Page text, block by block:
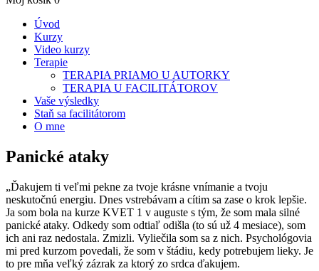
Úvod
Kurzy
Video kurzy
Terapie
TERAPIA PRIAMO U AUTORKY
TERAPIA U FACILITÁTOROV
Vaše výsledky
Staň sa facilitátorom
O mne
Panické ataky
„Ďakujem ti veľmi pekne za tvoje krásne vnímanie a tvoju
neskutočnú energiu. Dnes vstrebávam a cítim sa zase o krok lepšie.
Ja som bola na kurze KVET 1 v auguste s tým, že som mala silné
panické ataky. Odkedy som odtiaľ odišla (to sú už 4 mesiace), som
ich ani raz nedostala. Zmizli. Vyliečila som sa z nich. Psychológovia
mi pred kurzom povedali, že som v štádiu, kedy potrebujem lieky. Je
to pre mňa veľký zázrak za ktorý zo srdca ďakujem.